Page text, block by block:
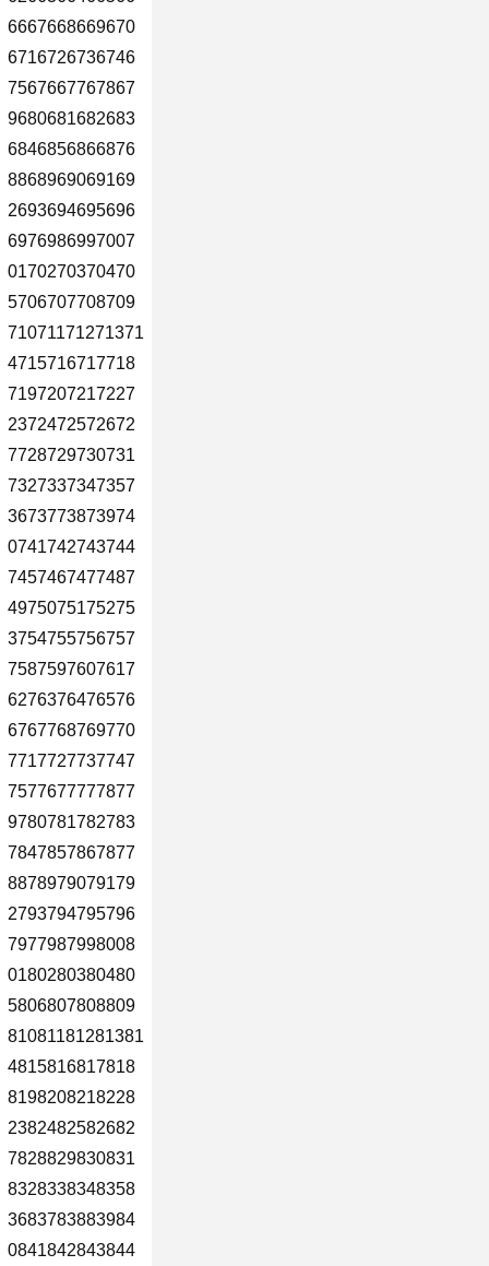
6667668669670
6716726736746
7567667767867
9680681682683
6846856866876
8868969069169
2693694695696
6976986997007
0170270370470
5706707708709
71071171271371
4715716717718
7197207217227
2372472572672
7728729730731
7327337347357
3673773873974
0741742743744
7457467477487
4975075175275
3754755756757
7587597607617
6276376476576
6767768769770
7717727737747
7577677777877
9780781782783
7847857867877
8878979079179
2793794795796
7977987998008
0180280380480
5806807808809
81081181281381
4815816817818
8198208218228
2382482582682
7828829830831
8328338348358
3683783883984
0841842843844